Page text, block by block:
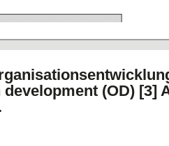
(OD) [3]